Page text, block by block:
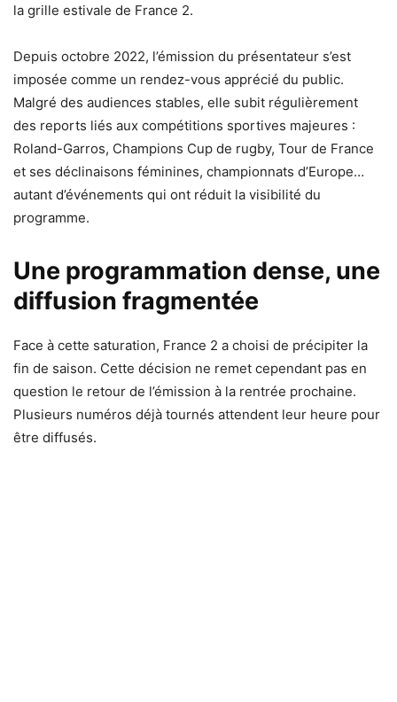
la grille estivale de France 2.
Depuis octobre 2022, l’émission du présentateur s’est
imposée comme un rendez-vous apprécié du public.
Malgré des audiences stables, elle subit régulièrement
des reports liés aux compétitions sportives majeures :
Roland-Garros, Champions Cup de rugby, Tour de France
et ses déclinaisons féminines, championnats d’Europe…
autant d’événements qui ont réduit la visibilité du
programme.
Une programmation dense, une
diffusion fragmentée
Face à cette saturation, France 2 a choisi de précipiter la
fin de saison. Cette décision ne remet cependant pas en
question le retour de l’émission à la rentrée prochaine.
Plusieurs numéros déjà tournés attendent leur heure pour
être diffusés.